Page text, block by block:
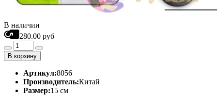
В наличии
280.00 руб
В корзину
Артикул:8056
Производитель:Китай
Размер:15 см